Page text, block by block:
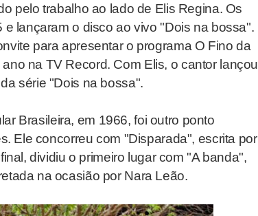
pelo trabalho ao lado de Elis Regina. Os
lançaram o disco ao vivo "Dois na bossa".
para apresentar o programa O Fino da
na TV Record. Com Elis, o cantor lançou
série "Dois na bossa".
Brasileira, em 1966, foi outro ponto
Ele concorreu com "Disparada", escrita por
dividiu o primeiro lugar com "A banda",
na ocasião por Nara Leão.